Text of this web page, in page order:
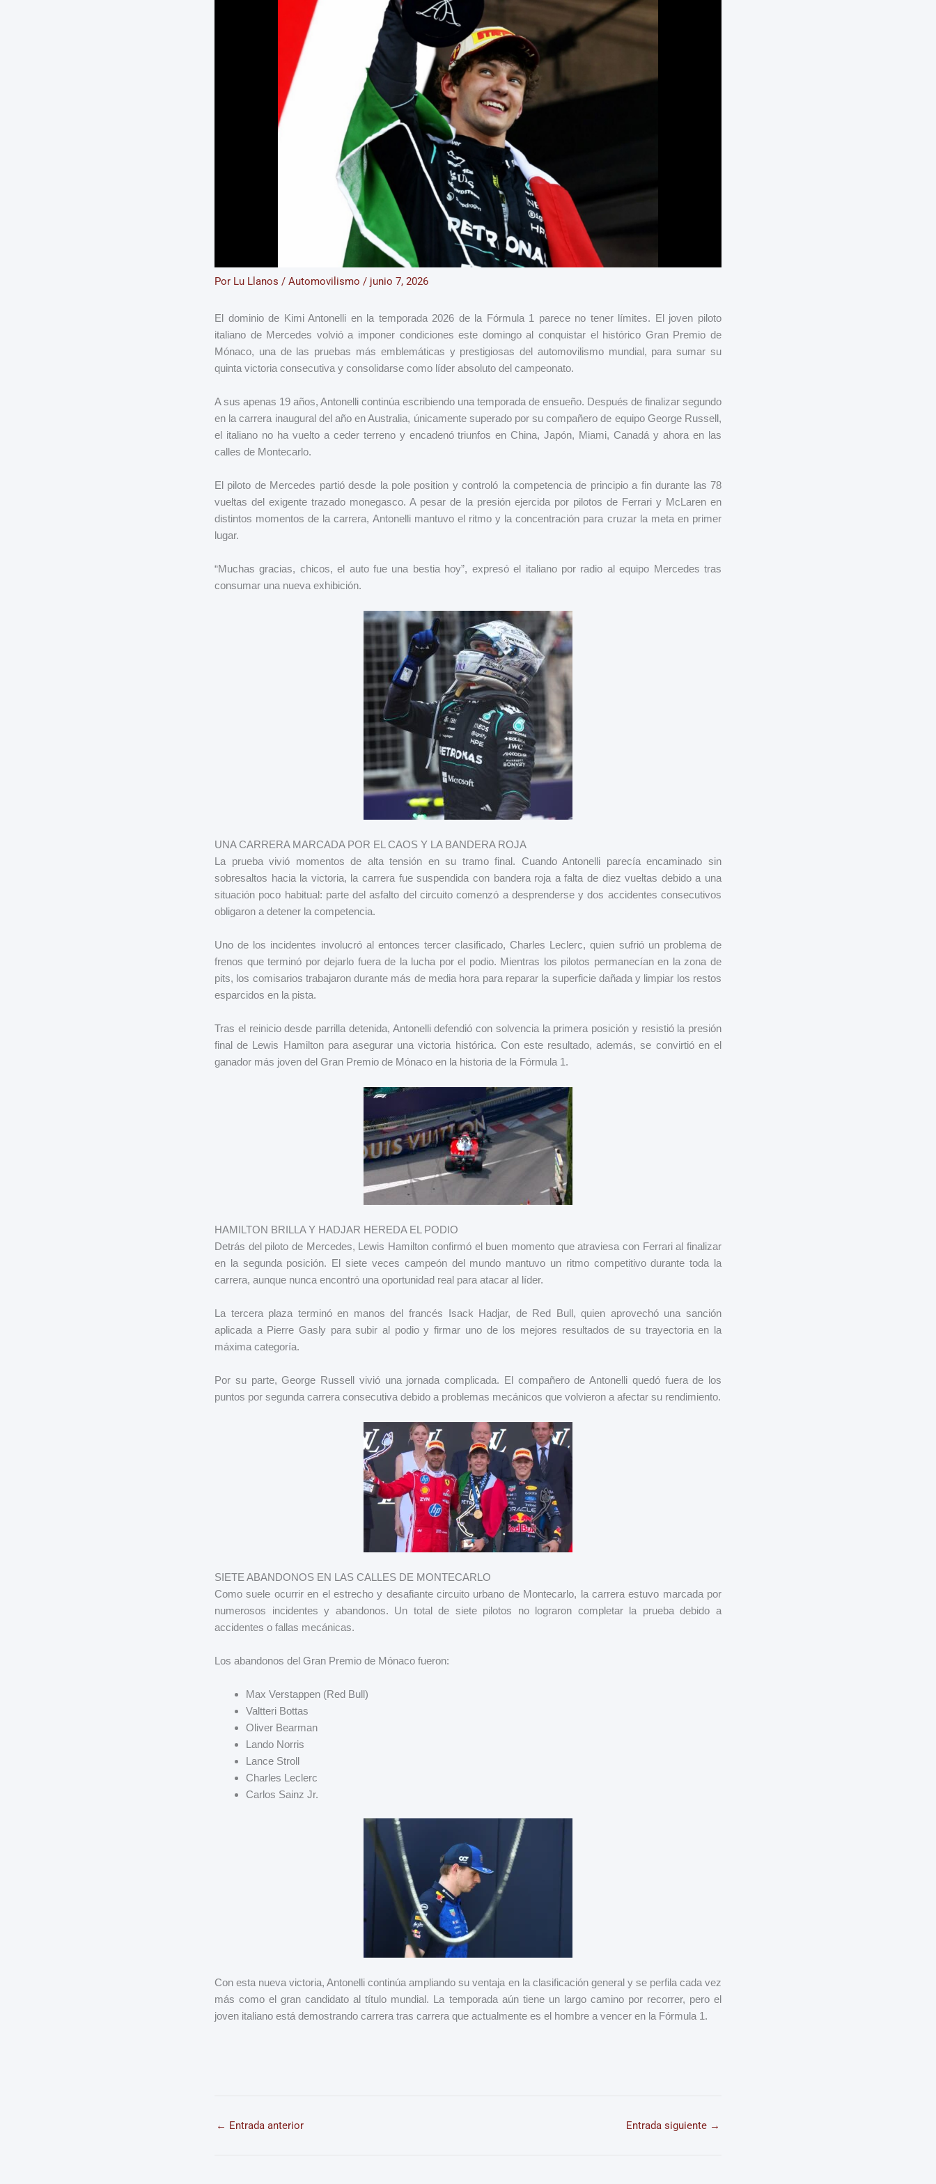
Por Lu Llanos / Automovilismo / junio 7, 2026
El dominio de Kimi Antonelli en la temporada 2026 de la Fórmula 1 parece no tener límites. El joven piloto
italiano de Mercedes volvió a imponer condiciones este domingo al conquistar el histórico Gran Premio de
Mónaco, una de las pruebas más emblemáticas y prestigiosas del automovilismo mundial, para sumar su
quinta victoria consecutiva y consolidarse como líder absoluto del campeonato.
A sus apenas 19 años, Antonelli continúa escribiendo una temporada de ensueño. Después de finalizar segundo
en la carrera inaugural del año en Australia, únicamente superado por su compañero de equipo George Russell,
el italiano no ha vuelto a ceder terreno y encadenó triunfos en China, Japón, Miami, Canadá y ahora en las
calles de Montecarlo.
El piloto de Mercedes partió desde la pole position y controló la competencia de principio a fin durante las 78
vueltas del exigente trazado monegasco. A pesar de la presión ejercida por pilotos de Ferrari y McLaren en
distintos momentos de la carrera, Antonelli mantuvo el ritmo y la concentración para cruzar la meta en primer
lugar.
“Muchas gracias, chicos, el auto fue una bestia hoy”, expresó el italiano por radio al equipo Mercedes tras
consumar una nueva exhibición.
UNA CARRERA MARCADA POR EL CAOS Y LA BANDERA ROJA
La prueba vivió momentos de alta tensión en su tramo final. Cuando Antonelli parecía encaminado sin
sobresaltos hacia la victoria, la carrera fue suspendida con bandera roja a falta de diez vueltas debido a una
situación poco habitual: parte del asfalto del circuito comenzó a desprenderse y dos accidentes consecutivos
obligaron a detener la competencia.
Uno de los incidentes involucró al entonces tercer clasificado, Charles Leclerc, quien sufrió un problema de
frenos que terminó por dejarlo fuera de la lucha por el podio. Mientras los pilotos permanecían en la zona de
pits, los comisarios trabajaron durante más de media hora para reparar la superficie dañada y limpiar los restos
esparcidos en la pista.
Tras el reinicio desde parrilla detenida, Antonelli defendió con solvencia la primera posición y resistió la presión
final de Lewis Hamilton para asegurar una victoria histórica. Con este resultado, además, se convirtió en el
ganador más joven del Gran Premio de Mónaco en la historia de la Fórmula 1.
HAMILTON BRILLA Y HADJAR HEREDA EL PODIO
Detrás del piloto de Mercedes, Lewis Hamilton confirmó el buen momento que atraviesa con Ferrari al finalizar
en la segunda posición. El siete veces campeón del mundo mantuvo un ritmo competitivo durante toda la
carrera, aunque nunca encontró una oportunidad real para atacar al líder.
La tercera plaza terminó en manos del francés Isack Hadjar, de Red Bull, quien aprovechó una sanción
aplicada a Pierre Gasly para subir al podio y firmar uno de los mejores resultados de su trayectoria en la
máxima categoría.
Por su parte, George Russell vivió una jornada complicada. El compañero de Antonelli quedó fuera de los
puntos por segunda carrera consecutiva debido a problemas mecánicos que volvieron a afectar su rendimiento.
SIETE ABANDONOS EN LAS CALLES DE MONTECARLO
Como suele ocurrir en el estrecho y desafiante circuito urbano de Montecarlo, la carrera estuvo marcada por
numerosos incidentes y abandonos. Un total de siete pilotos no lograron completar la prueba debido a
accidentes o fallas mecánicas.
Los abandonos del Gran Premio de Mónaco fueron:
Max Verstappen (Red Bull)
Valtteri Bottas
Oliver Bearman
Lando Norris
Lance Stroll
Charles Leclerc
Carlos Sainz Jr.
Con esta nueva victoria, Antonelli continúa ampliando su ventaja en la clasificación general y se perfila cada vez
más como el gran candidato al título mundial. La temporada aún tiene un largo camino por recorrer, pero el
joven italiano está demostrando carrera tras carrera que actualmente es el hombre a vencer en la Fórmula 1.
← Entrada anterior Entrada siguiente →